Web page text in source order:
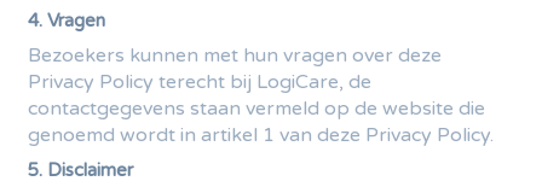
4. Vragen
Bezoekers kunnen met hun vragen over deze
Privacy Policy terecht bij LogiCare, de
contactgegevens staan vermeld op de website die
genoemd wordt in artikel 1 van deze Privacy Policy.
5. Disclaimer